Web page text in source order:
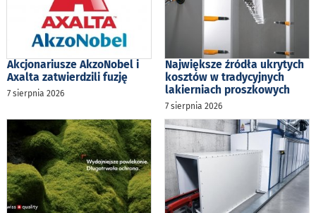
Akcjonariusze AkzoNobel i
Axalta zatwierdzili fuzję
7 sierpnia 2026
Największe źródła ukrytych
kosztów w tradycyjnych
lakierniach proszkowych
7 sierpnia 2026